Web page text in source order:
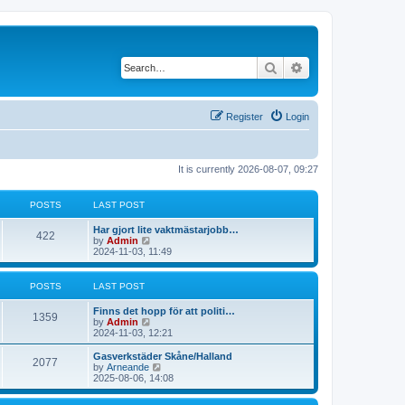
Search
Login
Register
It is currently 2026-08-07, 09:27
POSTS LAST POST
422P
s
L
a
s
t
p
o
Har gjort lite vaktmästarjobb…
by Admin
i
e
w
l
t
e
s
t
p
o
s
2024-11-03, 11:49
POSTS LAST POST
1359
t
L
a
s
t
p
o
s
Finns det hopp för att politi…
by Admin
i
e
w
t
h
l
2024-11-03, 12:21
2077
L
a
s
t
p
Gasverkstäder Skåne/Halland
by Arneande
i
e
w
2025-08-06, 14:08